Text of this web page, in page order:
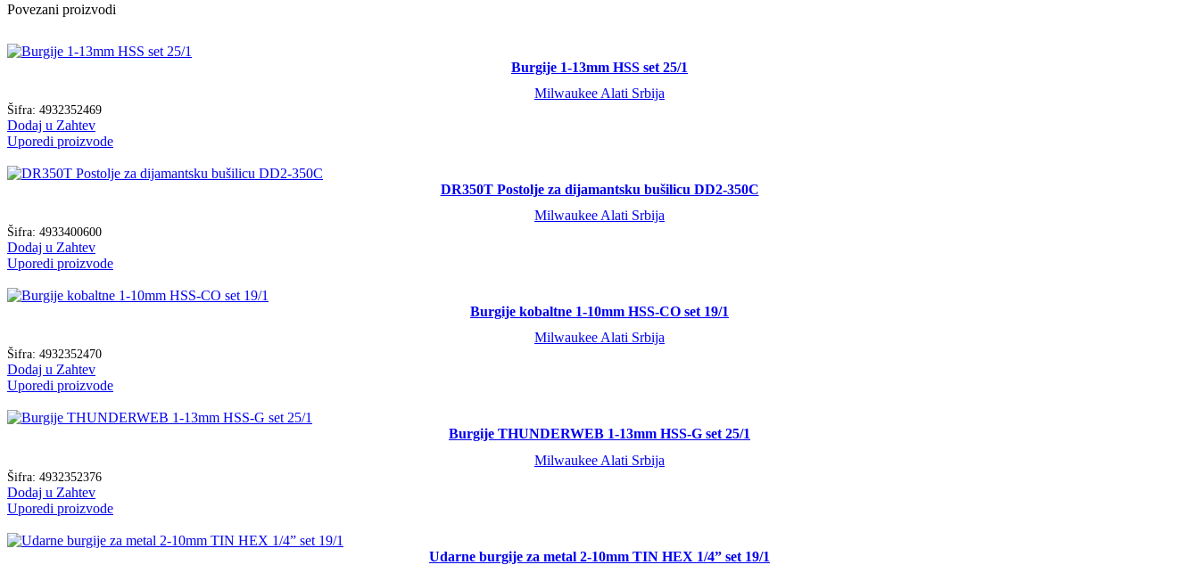
Povezani proizvodi
Burgije 1-13mm HSS set 25/1
Milwaukee Alati Srbija
Šifra: 4932352469
Dodaj u Zahtev
Uporedi proizvode
DR350T Postolje za dijamantsku bušilicu DD2-350C
Milwaukee Alati Srbija
Šifra: 4933400600
Dodaj u Zahtev
Uporedi proizvode
Burgije kobaltne 1-10mm HSS-CO set 19/1
Milwaukee Alati Srbija
Šifra: 4932352470
Dodaj u Zahtev
Uporedi proizvode
Burgije THUNDERWEB 1-13mm HSS-G set 25/1
Milwaukee Alati Srbija
Šifra: 4932352376
Dodaj u Zahtev
Uporedi proizvode
Udarne burgije za metal 2-10mm TIN HEX 1/4” set 19/1